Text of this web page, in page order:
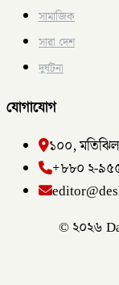
সামাজিক
সারা দেশ
দুর্ঘটনা
যোগাযোগ
১০০,
+৮৮০ ২-
© ২০২৬